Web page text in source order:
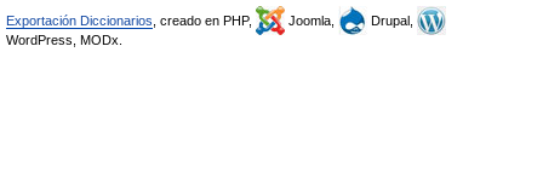
Exportación Diccionarios , creado en PHP, Joomla,
Drupal,
WordPress, MODx.